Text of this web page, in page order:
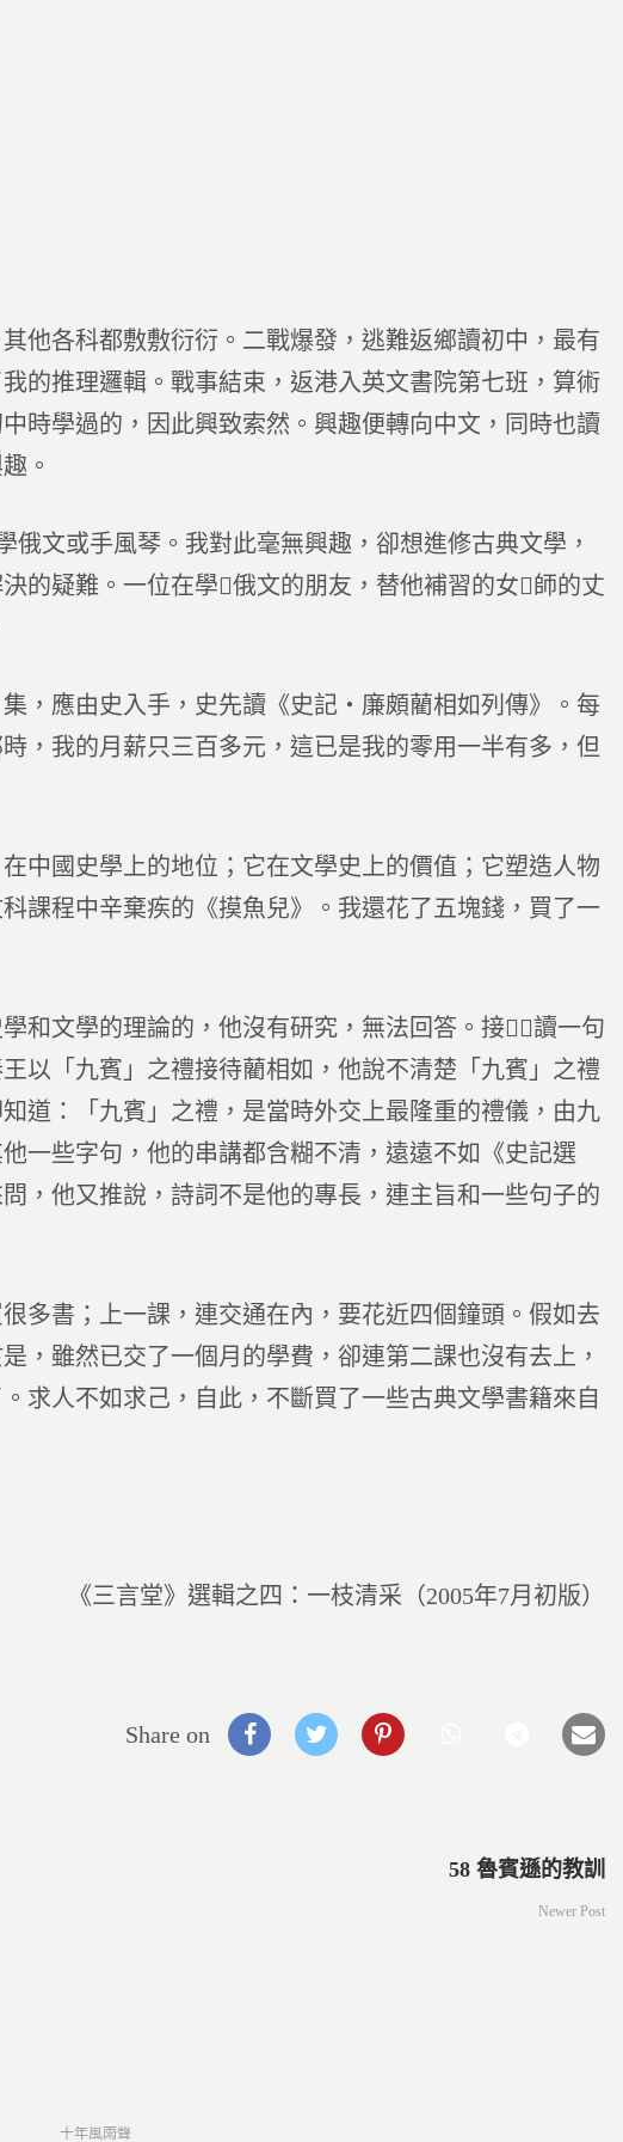
他各科都敷敷衍衍。二戰爆發，逃難返鄉讀初中，最有
的推理邏輯。戰事結束，返港入英文書院第七班，算術
時學過的，因此興致索然。興趣便轉向中文，同時也讀
。
文或手風琴。我對此毫無興趣，卻想進修古典文學，
的疑難。一位在學俄文的朋友，替他補習的女師的丈
，應由史入手，史先讀《史記‧廉頗藺相如列傳》。每
，我的月薪只三百多元，這已是我的零用一半有多，但
中國史學上的地位；它在文學史上的價值；它塑造人物
課程中辛棄疾的《摸魚兒》。我還花了五塊錢，買了一
和文學的理論的，他沒有研究，無法回答。接，讀一句
以「九賓」之禮接待藺相如，他說不清楚「九賓」之禮
道：「九賓」之禮，是當時外交上最隆重的禮儀，由九
一些字句，他的串講都含糊不清，遠遠不如《史記選
，他又推說，詩詞不是他的專長，連主旨和一些句子的
多書；上一課，連交通在內，要花近四個鐘頭。假如去
，雖然已交了一個月的學費，卻連第二課也沒有去上，
求人不如求己，自此，不斷買了一些古典文學書籍來自
《三言堂》選輯之四：一枝清采（2005年7月初版）
Share on
58 魯賓遜的教訓
Newer Post
Posted
十年風雨聲